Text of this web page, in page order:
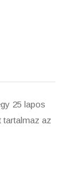
25 lapos
tartalmaz az